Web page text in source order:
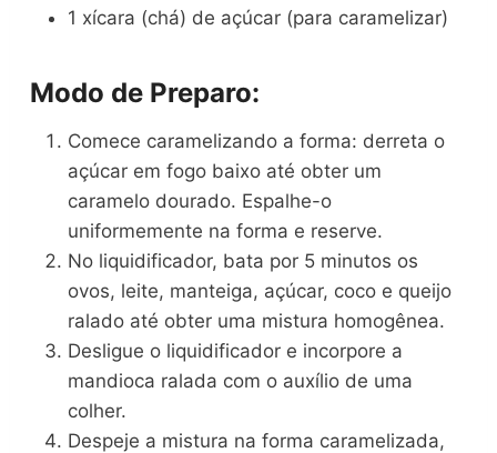
1 xícara (chá) de açúcar (para caramelizar)
Modo de Preparo:
Comece caramelizando a forma: derreta o
açúcar em fogo baixo até obter um
caramelo dourado. Espalhe-o
uniformemente na forma e reserve.
No liquidificador, bata por 5 minutos os
ovos, leite, manteiga, açúcar, coco e queijo
ralado até obter uma mistura homogênea.
Desligue o liquidificador e incorpore a
mandioca ralada com o auxílio de uma
colher.
Despeje a mistura na forma caramelizada,